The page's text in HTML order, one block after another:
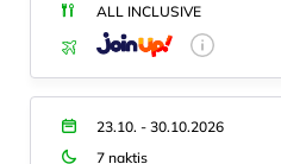
ALL INCLUSIVE
23.10. - 30.10.2026
7 naktis